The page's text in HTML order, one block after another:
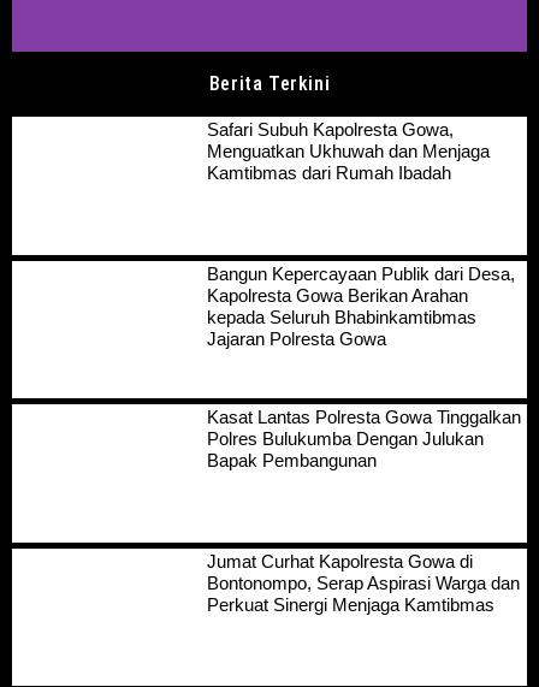
Berita Terkini
Safari Subuh Kapolresta Gowa,
Menguatkan Ukhuwah dan Menjaga
Kamtibmas dari Rumah Ibadah
Bangun Kepercayaan Publik dari Desa,
Kapolresta Gowa Berikan Arahan
kepada Seluruh Bhabinkamtibmas
Jajaran Polresta Gowa
Kasat Lantas Polresta Gowa Tinggalkan
Polres Bulukumba Dengan Julukan
Bapak Pembangunan
Jumat Curhat Kapolresta Gowa di
Bontonompo, Serap Aspirasi Warga dan
Perkuat Sinergi Menjaga Kamtibmas